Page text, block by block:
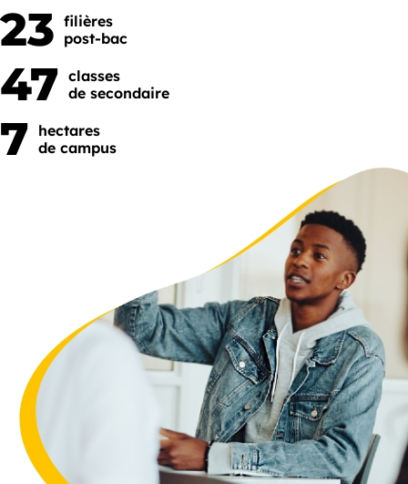
23 filières
post-bac
47 classes
de secondaire
7 hectares
de campus